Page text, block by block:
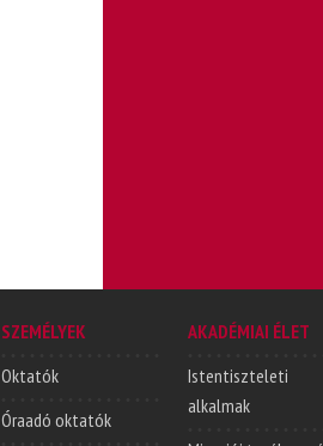
SZEMÉLYEK
Oktatók
Óraadó oktatók
AKADÉMIAI ÉLET
Istentiszteleti
alkalmak